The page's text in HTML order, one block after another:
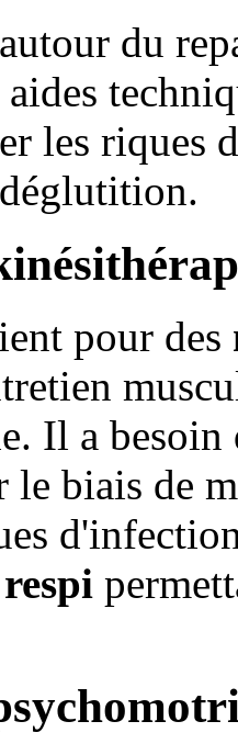
du
aides
les riques
pour des
Il a
le biais de